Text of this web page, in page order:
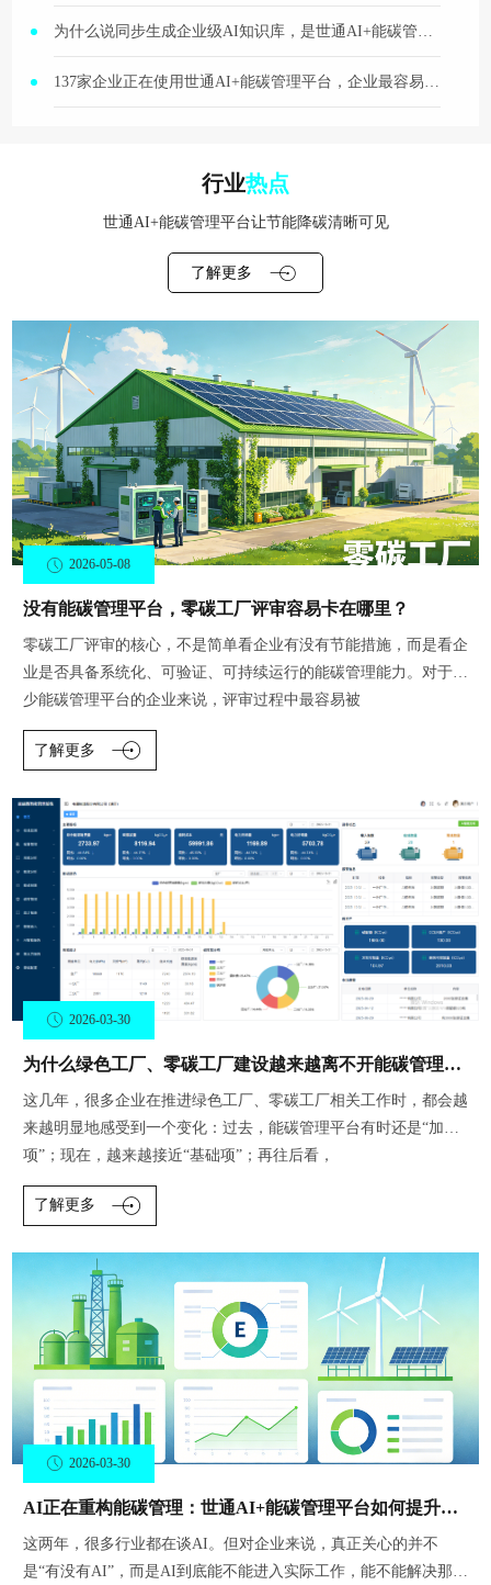
行业热点
世通AI+能碳管理平台让节能降碳清晰可见
了解更多
2026-05-08
没有能碳管理平台，零碳工厂评审容易卡在哪里？
零碳工厂评审的核心，不是简单看企业有没有节能措施，而是看企
业是否具备系统化、可验证、可持续运行的能碳管理能力。对于缺
少能碳管理平台的企业来说，评审过程中最容易被
了解更多
2026-03-30
为什么绿色工厂、零碳工厂建设越来越离不开能碳管理平台？
这几年，很多企业在推进绿色工厂、零碳工厂相关工作时，都会越
来越明显地感受到一个变化：过去，能碳管理平台有时还是“加分
项”；现在，越来越接近“基础项”；再往后看，
了解更多
2026-03-30
AI正在重构能碳管理：世通AI+能碳管理平台如何提升分析、问答与报告生成效率？
这两年，很多行业都在谈AI。但对企业来说，真正关心的并不
是“有没有AI”，而是AI到底能不能进入实际工作，能不能解决那些